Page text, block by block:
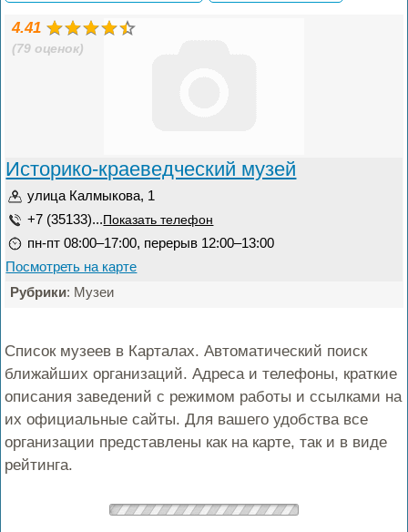
4.41
(79 оценок)
Историко-краеведческий музей
улица Калмыкова, 1
+7 (35133)... Показать телефон
пн-пт 08:00–17:00, перерыв 12:00–13:00
Посмотреть на карте
Рубрики: Музеи
Список музеев в Карталах. Автоматический поиск
ближайших организаций. Адреса и телефоны, краткие
описания заведений с режимом работы и ссылками на
их официальные сайты. Для вашего удобства все
организации представлены как на карте, так и в виде
рейтинга.